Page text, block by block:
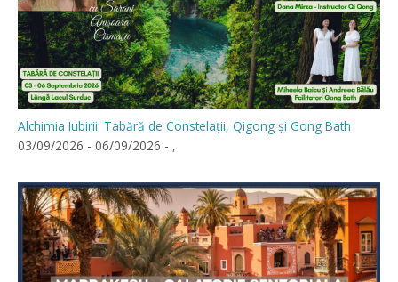
Alchimia Iubirii: Tabără de Constelații, Qigong și Gong Bath
03/09/2026 - 06/09/2026 - ,